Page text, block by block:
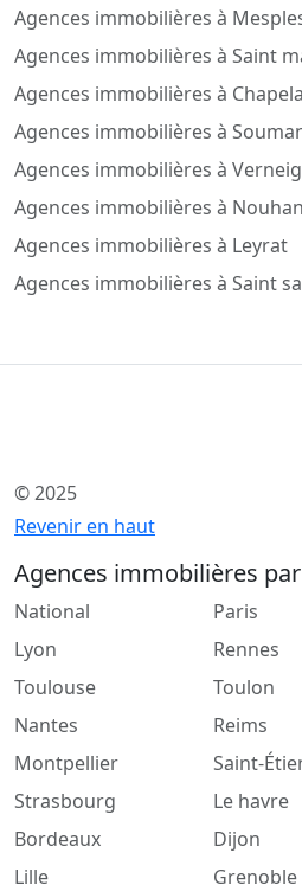
Agences immobilières à
Agences immobilières à Saint
Agences immobilières à
Agences immobilières à
Agences immobilières à
Agences immobilières à
Agences immobilières à Leyrat
Agences immobilières à Saint
© 2025
Revenir en haut
Agences immobilières
National
Lyon
Toulouse
Nantes
Montpellier
Strasbourg
Bordeaux
Lille
Paris
Rennes
Toulon
Reims
Saint-
Le havre
Dijon
Grenoble